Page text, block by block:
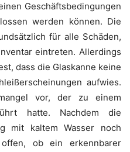
Geschäftsbedingungen
werden können. Die
für alle Schäden,
eintreten. Allerdings
dass die Glaskanne keine
aufwies.
vor, der zu einem
hatte. Nachdem die
mit kaltem Wasser noch
ob ein erkennbarer